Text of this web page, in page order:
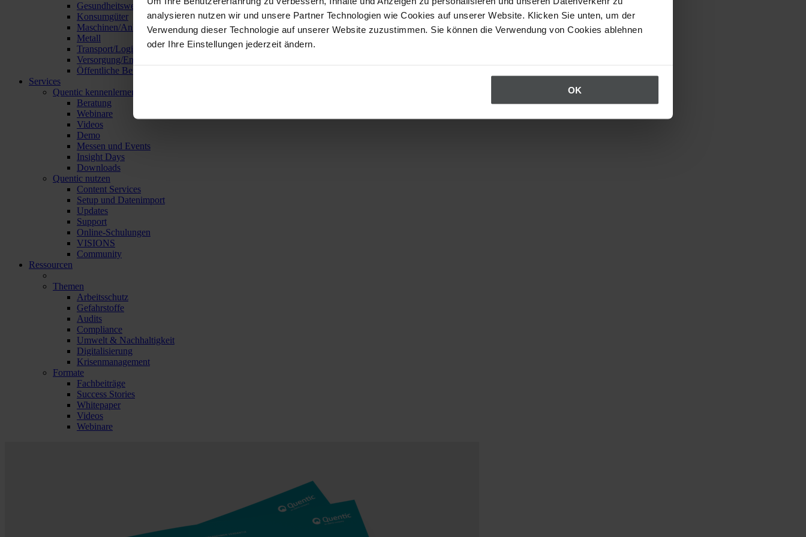
analysieren nutzen wir und unsere Partner Technologien wie Cookies auf unserer Website. Klicken Sie unten, um der
Verwendung dieser Technologie auf unserer Website zuzustimmen. Sie können die Verwendung von Cookies ablehnen
oder Ihre Einstellungen jederzeit ändern.
OK
Gesundheitswesen
Konsumgüter
Maschinen/Anlagen/Geräte
Metall
Transport/Logistik
Versorgung/Entsorgung
Öffentliche Betriebe
Services
Quentic kennenlernen
Beratung
Webinare
Videos
Demo
Messen und Events
Insight Days
Downloads
Quentic nutzen
Content Services
Setup und Datenimport
Updates
Support
Online-Schulungen
VISIONS
Community
Ressourcen
Themen
Arbeitsschutz
Gefahrstoffe
Audits
Compliance
Umwelt & Nachhaltigkeit
Digitalisierung
Krisenmanagement
Formate
Fachbeiträge
Success Stories
Whitepaper
Videos
Webinare